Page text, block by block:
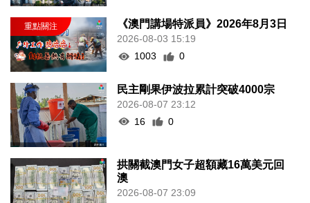
《澳門講場特派員》2026年8月3日
2026-08-03 15:19
1003
0
民主剛果伊波拉累計突破4000宗
2026-08-07 23:12
16
0
拱關截澳門女子超額藏16萬美元回
澳
2026-08-07 23:09